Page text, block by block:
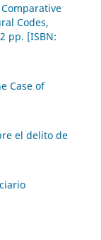
Codes,
pp. [ISBN:
Case of
el delito de